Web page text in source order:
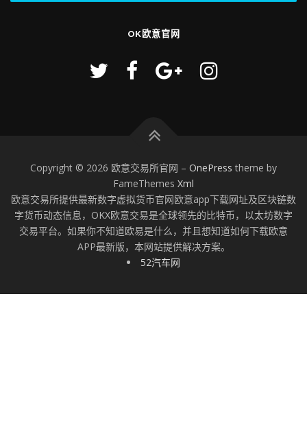
OK欧意官网
Copyright © 2026 欧意交易所官网 – OnePress theme by
FameThemes Xml
欧意交易所提供最新数字虚拟货币官网欧意app下载网址及区块链数
字货币动态信息，OKX欧意交易是全球领先的比特币，以太坊数字
交易平台。如果你不知道欧易是什么，并且想知道如何下载欧意
APP最新版，本网站提供解决方案。
52汽车网